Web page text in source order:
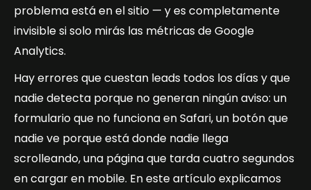
problema está en el sitio — y es completamente
invisible si solo mirás las métricas de Google
Analytics.
Hay errores que cuestan leads todos los días y que
nadie detecta porque no generan ningún aviso: un
formulario que no funciona en Safari, un botón que
nadie ve porque está donde nadie llega
scrolleando, una página que tarda cuatro segundos
en cargar en mobile. En este artículo explicamos